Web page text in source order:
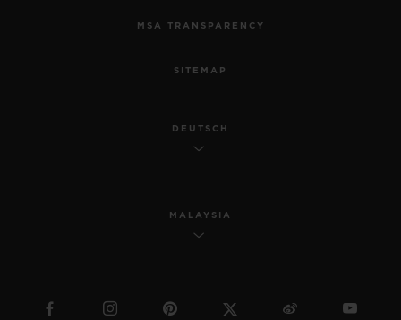
MSA TRANSPARENCY
SITEMAP
DEUTSCH
MALAYSIA